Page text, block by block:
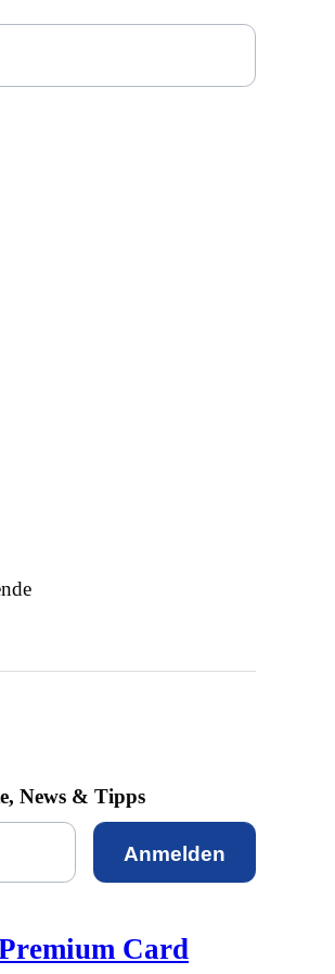
News & Tipps
Anmelden
Card